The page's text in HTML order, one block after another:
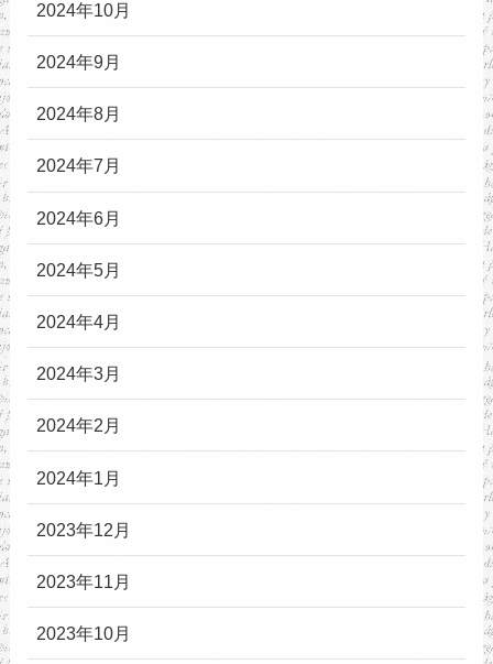
2024年10月
2024年9月
2024年8月
2024年7月
2024年6月
2024年5月
2024年4月
2024年3月
2024年2月
2024年1月
2023年12月
2023年11月
2023年10月